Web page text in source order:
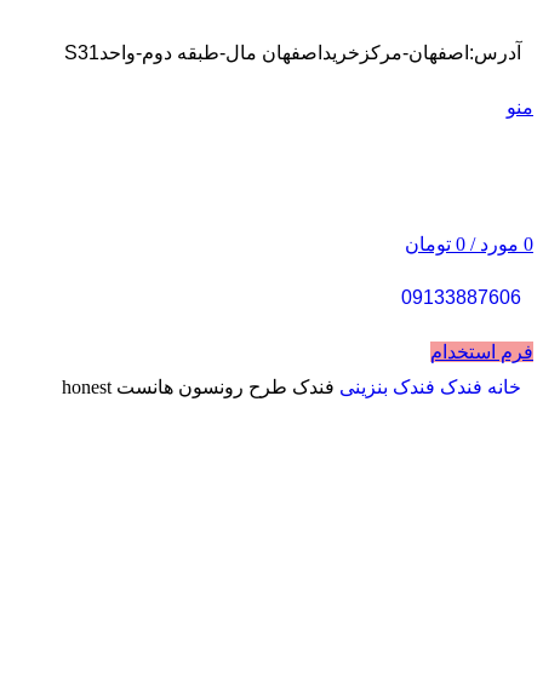
آدرس:اصفهان-مرکزخریداصفهان مال-طبقه دوم-واحدS31
منو
0 مورد /
0 تومان
09133887606
فرم استخدام
خانه فندک فندک بنزینی فندک طرح رونسون هانست honest